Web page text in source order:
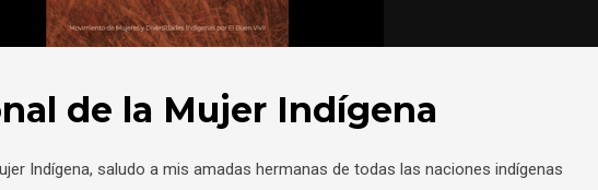
de la Mujer Indígena
Indígena, saludo a mis amadas hermanas de todas las naciones indígenas